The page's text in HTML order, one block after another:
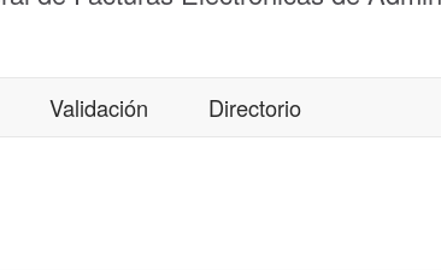
Validación Directorio